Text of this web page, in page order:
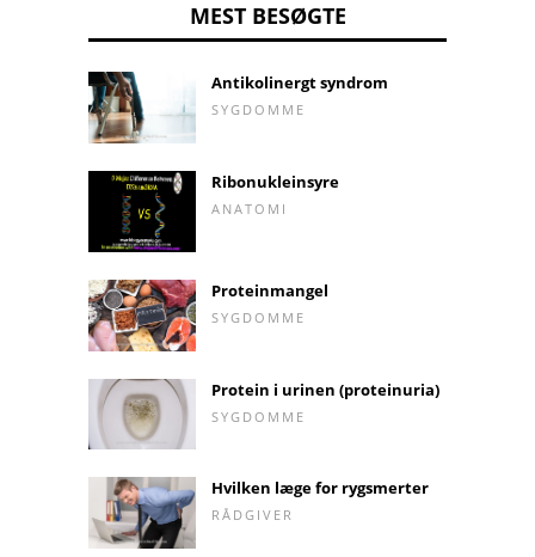
MEST BESØGTE
Antikolinergt syndrom
SYGDOMME
Ribonukleinsyre
ANATOMI
Proteinmangel
SYGDOMME
Protein i urinen (proteinuria)
SYGDOMME
Hvilken læge for rygsmerter
RÅDGIVER